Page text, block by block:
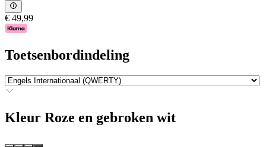
€ 49,99
Toetsenbordindeling
Kleur Roze en gebroken wit